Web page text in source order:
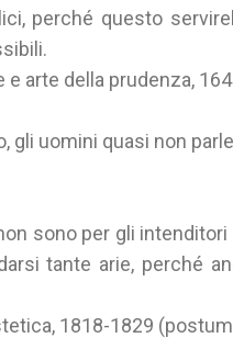
perché questo
e arte della prudenza,
gli uomini quasi non
sono per gli intenditori
tante arie, perché
1818-1829